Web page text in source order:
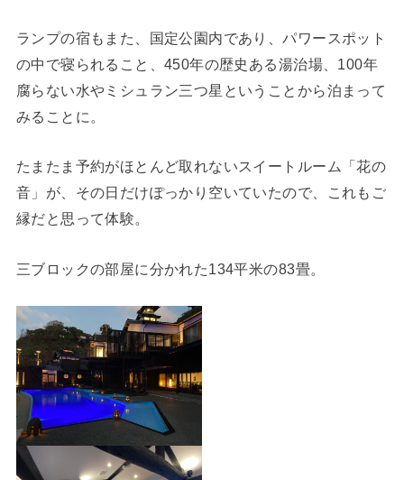
ランプの宿もまた、国定公園内であり、パワースポット
の中で寝られること、450年の歴史ある湯治場、100年
腐らない水やミシュラン三つ星ということから泊まって
みることに。
たまたま予約がほとんど取れないスイートルーム「花の
音」が、その日だけぽっかり空いていたので、これもご
縁だと思って体験。
三ブロックの部屋に分かれた134平米の83畳。